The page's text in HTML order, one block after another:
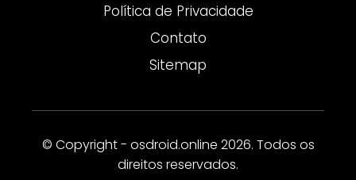
Política de Privacidade
Contato
Sitemap
© Copyright - osdroid.online 2026. Todos os
direitos reservados.